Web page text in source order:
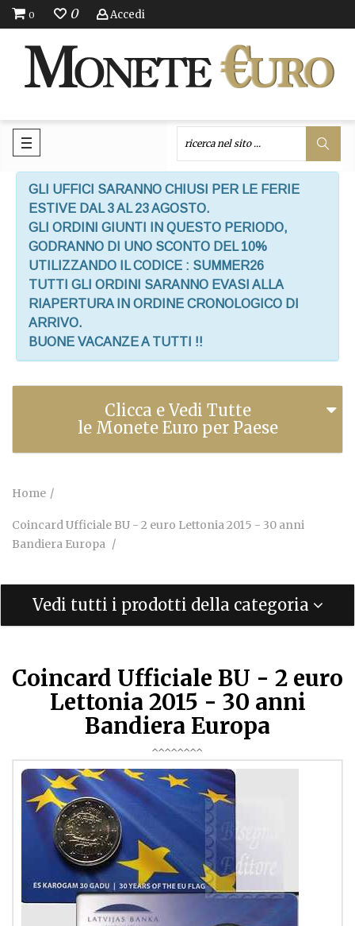
0 0 Accedi
GLI UFFICI SARANNO CHIUSI PER LE FERIE
ESTIVE DAL 3 AL 23 AGOSTO.
GLI ORDINI GIUNTI IN QUESTO PERIODO,
GODRANNO DI UNO SCONTO DEL 10%
UTILIZZANDO IL CODICE : SUMMER26
TUTTI GLI ORDINI SARANNO EVASI ALLA
RIAPERTURA IN ORDINE CRONOLOGICO DI
ARRIVO.
BUONE VACANZE A TUTTI !!
Clicca e Vedi Tutte
le Monete Euro per Paese
Home
Coincard Ufficiale BU - 2 euro Lettonia 2015 - 30 anni
Bandiera Europa
Vedi tutti i prodotti della categoria
Coincard Ufficiale BU - 2 euro
Lettonia 2015 - 30 anni
Bandiera Europa